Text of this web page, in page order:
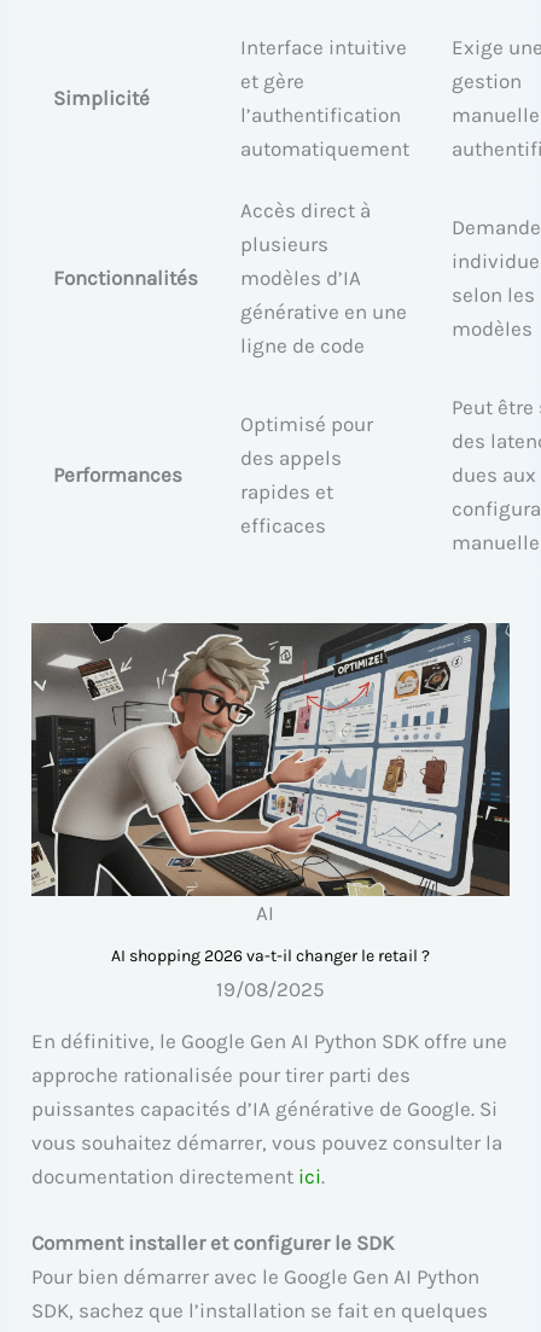
Simplicité
Interface intuitive
et gère
l’authentification
automatiquement
Exige
gestion
Fonctionnalités
Accès direct à
plusieurs
modèles d’IA
générative en une
ligne de code
selon les
modèles
Performances
Optimisé pour
des appels
rapides et
efficaces
Peut
des
dues aux
AI
AI shopping 2026 va-t-il changer le retail ?
19/08/2025
En définitive, le Google Gen AI Python SDK offre une
approche rationalisée pour tirer parti des
puissantes capacités d’IA générative de Google. Si
vous souhaitez démarrer, vous pouvez consulter la
documentation directement ici.
Comment installer et configurer le SDK
Pour bien démarrer avec le Google Gen AI Python
SDK, sachez que l’installation se fait en quelques